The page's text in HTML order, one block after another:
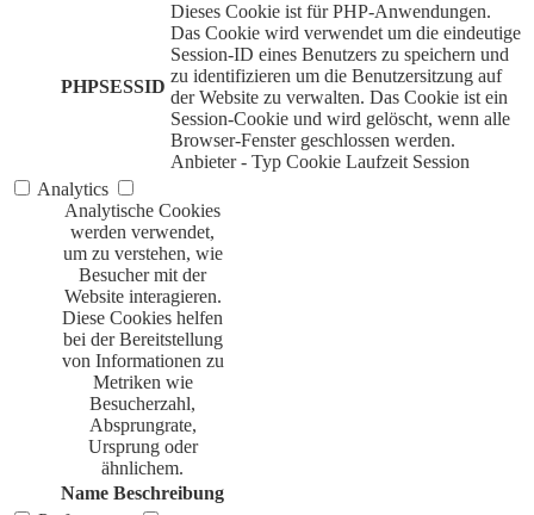
PHPSESSID
Dieses Cookie ist für PHP-Anwendungen.
Das Cookie wird verwendet um die eindeutige
Session-ID eines Benutzers zu speichern und
zu identifizieren um die Benutzersitzung auf
der Website zu verwalten. Das Cookie ist ein
Session-Cookie und wird gelöscht, wenn alle
Browser-Fenster geschlossen werden.
Anbieter - Typ Cookie Laufzeit Session
Analytics
Analytische Cookies
werden verwendet,
um zu verstehen, wie
Besucher mit der
Website interagieren.
Diese Cookies helfen
bei der Bereitstellung
von Informationen zu
Metriken wie
Besucherzahl,
Absprungrate,
Ursprung oder
ähnlichem.
Name Beschreibung